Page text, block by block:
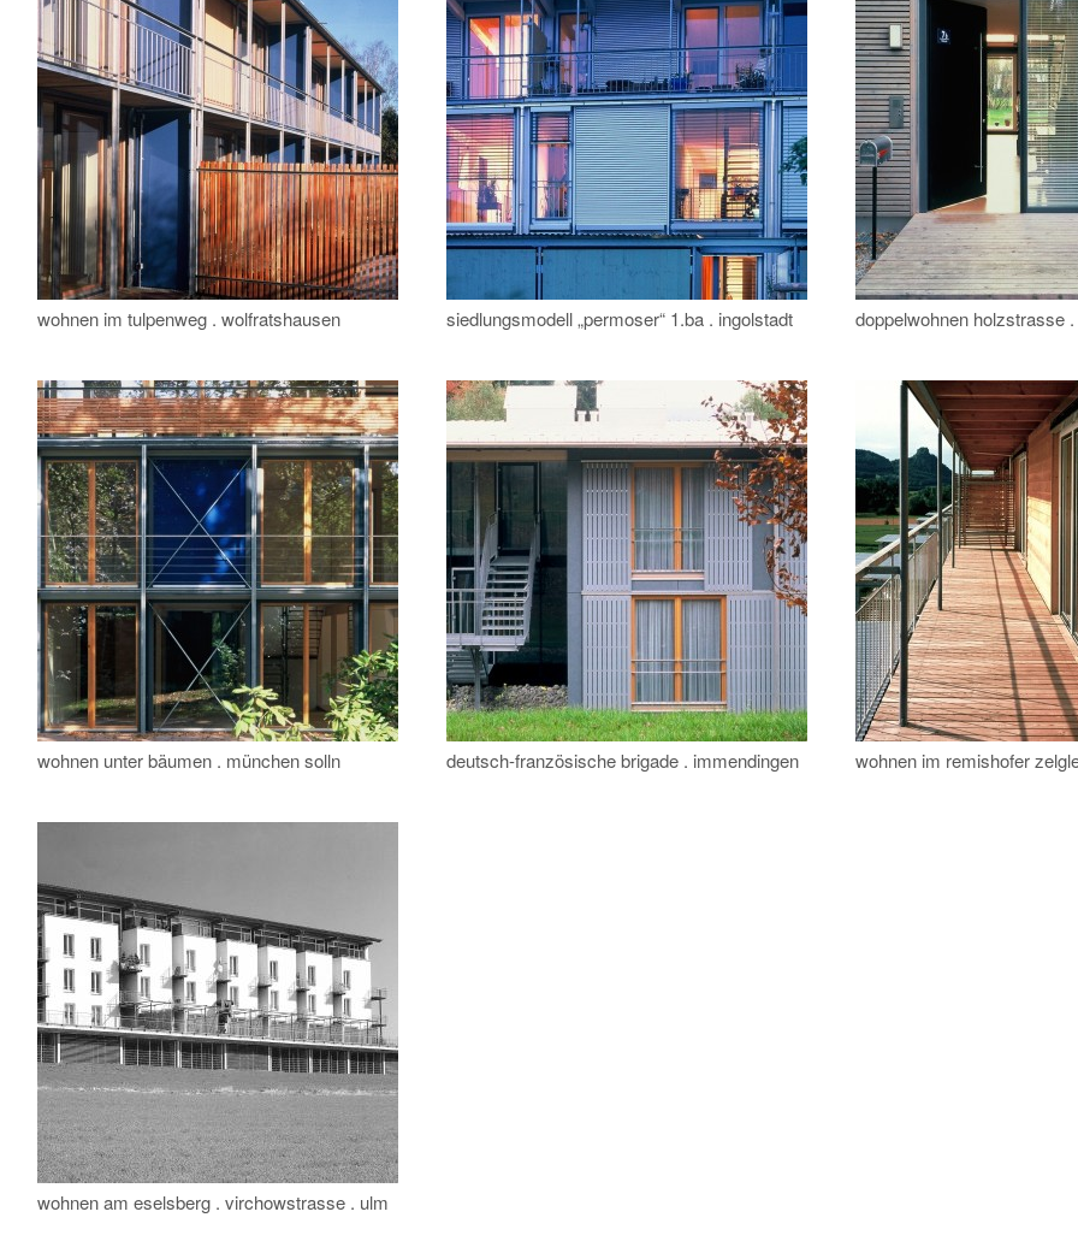
wohnen im tulpenweg . wolfratshausen siedlungsmodell „permoser“ 1.ba . ingolstadt doppelwohnen holzstrasse
wohnen unter bäumen . münchen solln deutsch-französische brigade . immendingen wohnen im remishofer
wohnen am eselsberg . virchowstrasse . ulm